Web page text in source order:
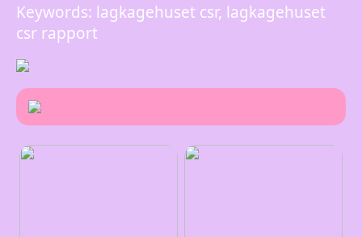
Keywords: lagkagehuset csr, lagkagehuset
csr rapport